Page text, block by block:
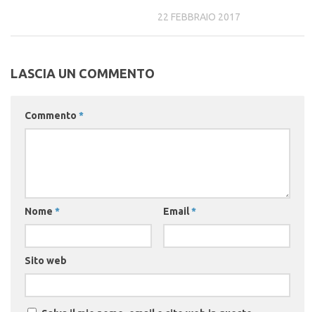
22 FEBBRAIO 2017
LASCIA UN COMMENTO
Commento *
Nome * Email*
Sito web